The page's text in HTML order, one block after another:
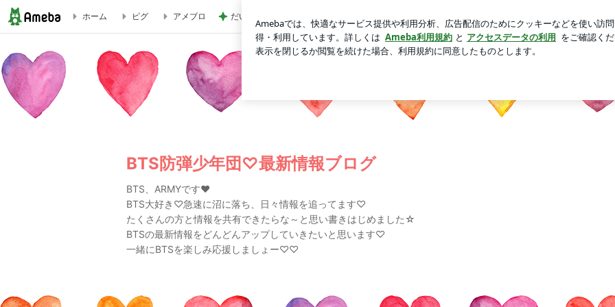
BTSシュガSUGA AgustDツアー韓国ソウルファイナル公演限定トレカをもらう方法は？ | BTS防弾少年団♡最新情報ブログ
ホーム ピグ アメブロ だいた 買って良かった日焼け止め帽子 新規登録
BTS防弾少年団♡最新情報ブログ
BTS、ARMYです❤️
BTS大好き♡急速に沼に落ち、日々情報を追ってます♡
たくさんの方と情報を共有できたらな～と思い書きはじめました☆
BTSの最新情報をどんどんアップしていきたいと思います♡
一緒にBTSを楽しみ応援しましょー♡♡